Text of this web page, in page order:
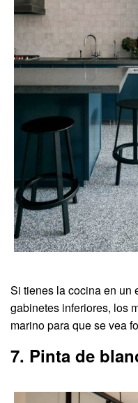
Si tienes la cocina en un
gabinetes inferiores, los
marino para que se vea
7. Pinta de